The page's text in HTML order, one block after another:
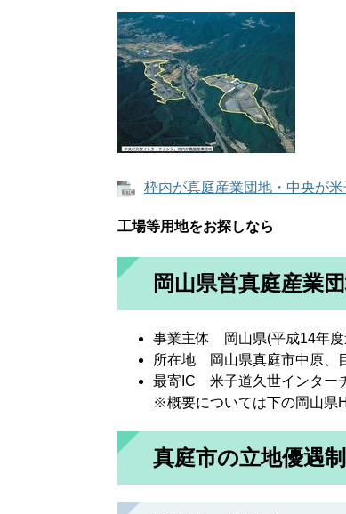
枠内が真庭産業団地・中央が
工場等用地をお探しなら
岡山県営真庭産業
事業主体 岡山県(平成14年度
所在地 岡山県真庭市中原、
最寄IC 米子道久世インター
※概要については下の岡山県
真庭市の立地優遇